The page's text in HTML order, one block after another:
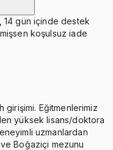
14 gün içinde destek
koşulsuz iade
Eğitmenlerimiz
yüksek lisans/doktora
uzmanlardan
Boğaziçi mezunu